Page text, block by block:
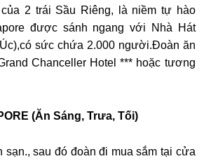
2 trái Sầu Riêng, là niềm tự hào
được sánh ngang với Nhà Hát
sức chứa 2.000 người.Đoàn ăn
Chanceller Hotel *** hoặc tương
(Ăn Sáng, Trưa, Tối)
sạn., sau đó đoàn đi mua sắm tại cửa